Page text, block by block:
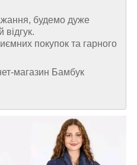
будемо дуже
покупок та гарного
магазин Бамбук